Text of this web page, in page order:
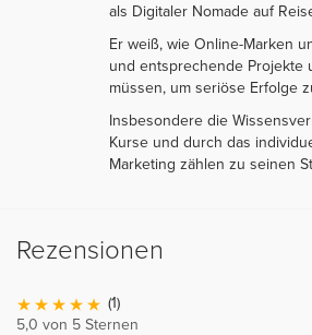
als Digitaler Nomade auf
Er weiß, wie Online-Marken
und entsprechende Projekte
müssen, um seriöse Erfolge
Insbesondere die
Kurse und durch das
Marketing zählen zu seinen
Rezensionen
(1)
5,0 von 5 Sternen